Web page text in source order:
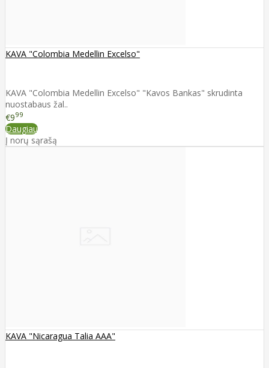
KAVA "Colombia Medellin Excelso"
KAVA "Colombia Medellin Excelso" "Kavos Bankas" skrudinta
nuostabaus žal..
€999
Daugiau
Į norų sąrašą
KAVA "Nicaragua Talia AAA"